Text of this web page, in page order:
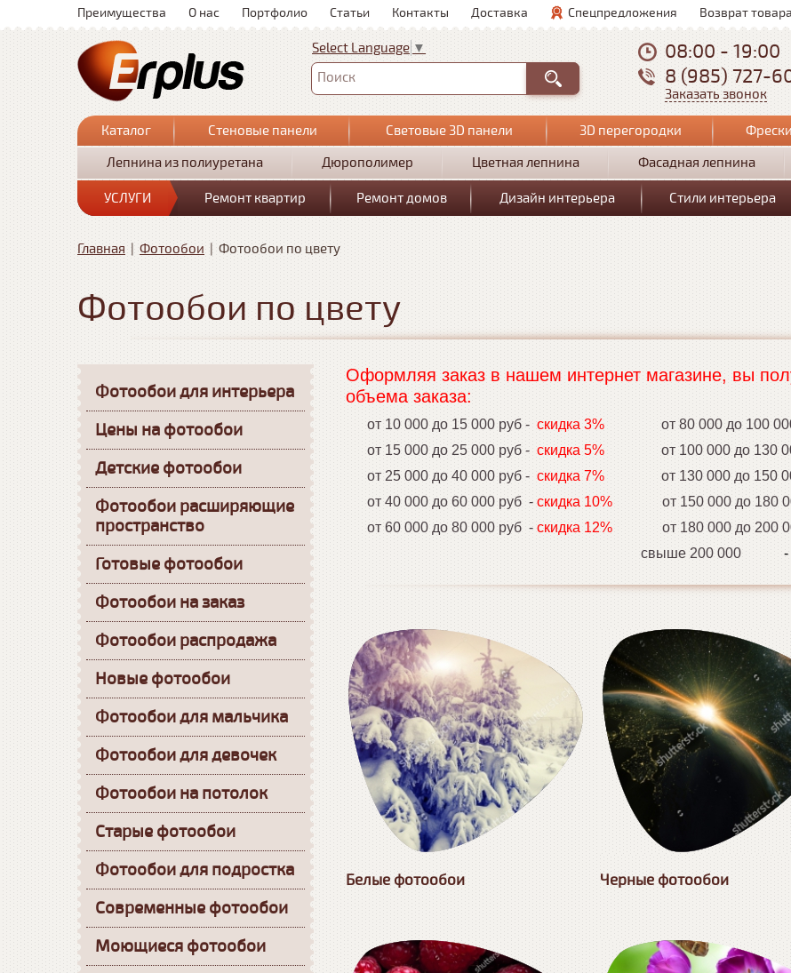
Преимущества О нас Портфолио Статьи Контакты Доставка Спецпредложения Возврат товара
Select Language ▼
Поиск
08:00 - 19:00
8 (985) 727-
Заказать звонок
Каталог Стеновые панели Световые 3D панели 3D перегородки
Лепнина из полиуретана
Дюрополимер Цветная лепнина Фасадная лепнина
УСЛУГИ Ремонт квартир Ремонт домов Дизайн интерьера Стили интерьера
Главная | Фотообои | Фотообои по цвету
Фотообои по цвету
Оформляя заказ в нашем интернет магазине, вы
объема заказа:
от 10 000 до 15 000 руб - скидка 3% от 80 000 до 100
от 15 000 до 25 000 руб - скидка 5% от 100 000 до 130
от 25 000 до 40 000 руб - скидка 7% от 130 000 до 150
от 40 000 до 60 000 руб - скидка 10% от 150 000 до 180
от 60 000 до 80 000 руб - скидка 12% от 180 000 до 200
свыше 200 000 -
Белые фотообои Черные фотообои
Фотообои для интерьера
Цены на фотообои
Детские фотообои
Фотообои расширяющие
пространство
Готовые фотообои
Фотообои на заказ
Фотообои распродажа
Новые фотообои
Фотообои для мальчика
Фотообои для девочек
Фотообои на потолок
Старые фотообои
Фотообои для подростка
Современные фотообои
Моющиеся фотообои